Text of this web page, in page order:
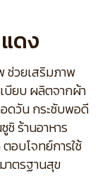
ดง
ช่วยเสริมภาพ
บียบ ผลิตจากผ้า
ดวัน กระชับพอดี
ร้านอาหาร
อบโจทย์การใช้
าตรฐานสุข